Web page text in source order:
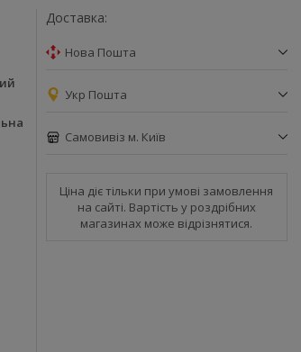
Доставка:
Нова Пошта
Укр Пошта
Самовивіз м. Київ
Ціна діє тільки при умові замовлення
на сайті. Вартість у роздрібних
магазинах може відрізнятися.